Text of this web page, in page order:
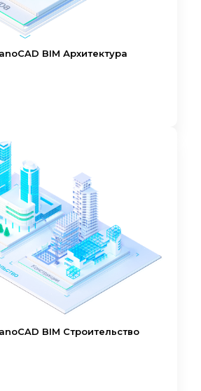
BIM Архитектура
BIM Строительство